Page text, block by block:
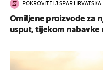
POKROVITELJ SPAR HRVATSKA
Omiljene proizvode za
usput, tijekom nabavke